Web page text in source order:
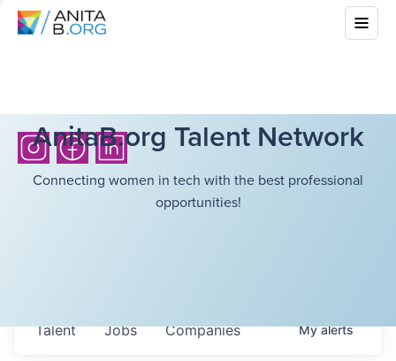
AnitaB.org Talent Network
Connecting women in tech with the best professional
opportunities!
Jobs Companies
Talent Myalerts